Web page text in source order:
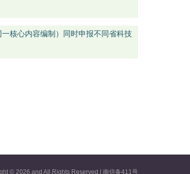
核心内容编制）同时申报不同省科技
© 2026 and All Rights Reserved | 南信备411号